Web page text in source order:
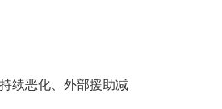
续恶化、外部援助减